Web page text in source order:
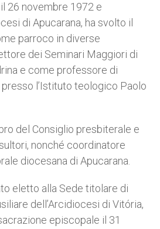
26 novembre 1972 e
di Apucarana, ha svolto il
parroco in diverse
dei Seminari Maggiori di
e come professore di
l’Istituto teologico Paolo
del Consiglio presbiterale e
nonché coordinatore
diocesana di Apucarana.
eletto alla Sede titolare di
dell’Arcidiocesi di Vitória,
episcopale il 31